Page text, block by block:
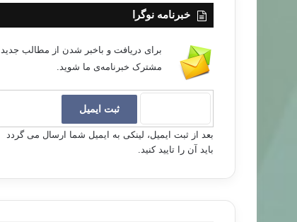
خبرنامه نوگرا
برای دریافت و باخبر شدن از مطالب جدید
مشترک خبرنامه‌ی ما شوید.
بعد از ثبت ایمیل، لینکی به ایمیل شما ارسال می گردد
باید آن را تایید کنید.